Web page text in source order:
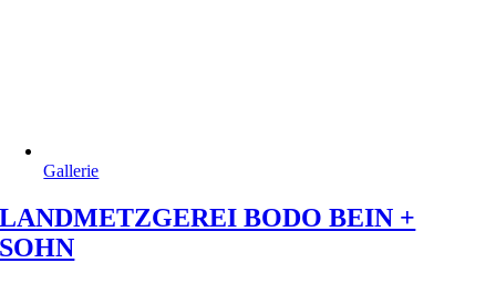
Gallerie
LANDMETZGEREI BODO BEIN +
SOHN